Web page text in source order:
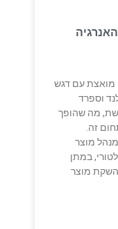
מואצת עם דגש
וספרד
מה שהופך
זה.
מוצר
במתן
מוצר